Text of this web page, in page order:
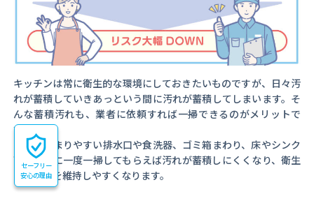
キッチンは常に衛生的な環境にしておきたいものですが、日々汚
れが蓄積していきあっという間に汚れが蓄積してしまいます。そ
んな蓄積汚れも、業者に依頼すれば一掃できるのがメリットで
す。
汚れがたまりやすい排水口や食洗器、ゴミ箱まわり、床やシンク
下は、特に一度一掃してもらえば汚れが蓄積しにくくなり、衛生
的な環境を維持しやすくなります。
セーフリー
安心の理由